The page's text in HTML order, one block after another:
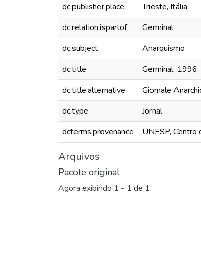
dc.publisher.place
Trieste, Itália
dc.relation.ispartof
Germinal
dc.subject
Anarquismo
dc.title
Germinal,
dc.title.alternative
Giornale
dc.type
Jornal
dcterms.provenance
UNESP,
Arquivos
Pacote original
Agora exibindo 1 - 1 de 1